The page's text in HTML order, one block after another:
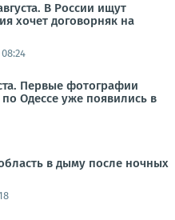
В России ищут
хочет договорняк на
Первые фотографии
Одессе уже появились в
в дыму после ночных